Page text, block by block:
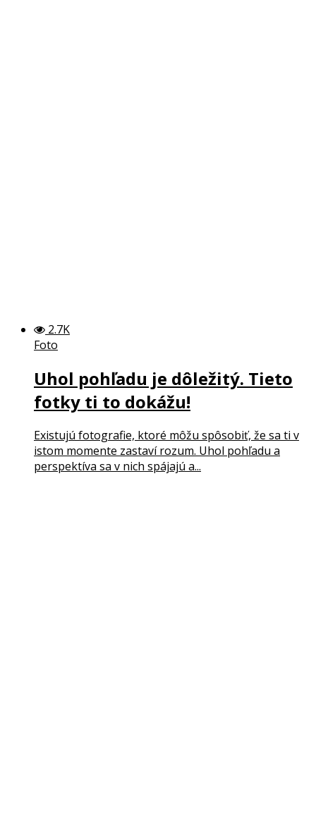
2.7K
Foto
Uhol pohľadu je dôležitý. Tieto
fotky ti to dokážu!
Existujú fotografie, ktoré môžu spôsobiť, že sa ti v
istom momente zastaví rozum. Uhol pohľadu a
perspektíva sa v nich spájajú a...